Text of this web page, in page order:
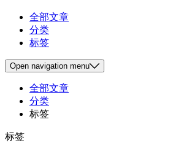
全部文章
分类
标签
Open navigation menu
全部文章
分类
标签
标签